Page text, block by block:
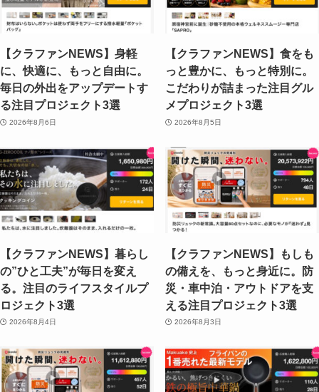
【クラファンNEWS】身軽
に、快適に、もっと自由に。
毎日の外出をアップデートす
る注目プロジェクト3選
2026年8月6日
【クラファンNEWS】食をも
っと豊かに、もっと特別に。
こだわりが詰まった注目グル
メプロジェクト3選
2026年8月5日
【クラファンNEWS】暮らし
の”ひと工夫”が毎日を変え
る。注目のライフスタイルプ
ロジェクト3選
2026年8月4日
【クラファンNEWS】もしも
の備えを、もっと身近に。防
災・車中泊・アウトドアを支
える注目プロジェクト3選
2026年8月3日